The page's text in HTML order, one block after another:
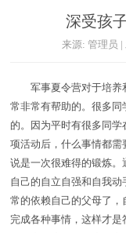
深受孩
来源: 管理员 |
军事夏令营对于培养
常非常有帮助的。很多
的。因为平时有很多同
项活动后，什么事情都
说是一次很难得的锻炼
自己的自立自强和自我
常的依赖自己的父母了
完成各种事情，这样才是